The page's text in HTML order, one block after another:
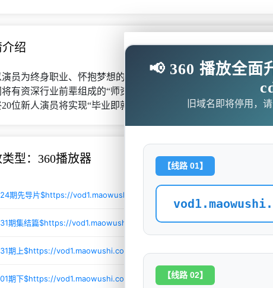
绍
员为终身职业、怀抱梦想的青年新人演员，将以学员身份进入
有资深行业前辈组成的“师资队伍”，进行全方位表演实训指
位新人演员将实现“毕业即就业”，完成新人到职业演员的蜕变
型：360播放器
期先导片$https://vod1.maowushi.com/20260331/BtjsZbCC/index.m3u8
期集结篇$https://vod1.maowushi.com/20260331/q7WKFkWq/
期上$https://vod1.maowushi.com/20260401/klQlCjYk/index.m3u8
期下$https://vod1.maowushi.com/20260401/JQQZjyFh/index.m3u8
📢 360 播放全面
旧域名即将停用，
【线路 01】
【线路 02】